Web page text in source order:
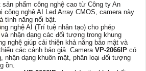
sản phẩm công nghệ cao từ Công ty An
nghệ AI Led Array CMOS, camera này
tính năng nổi bật.
nghệ AI (Trí tuệ nhân tạo) cho phép
nhận dạng các đối tượng trong khung
nghệ giúp cải thiện khả năng bảo mật và
các cảnh báo giả. Camera VP-2066IP có
nhận dạng khuôn mặt, phân loại đối tượng
ồn.